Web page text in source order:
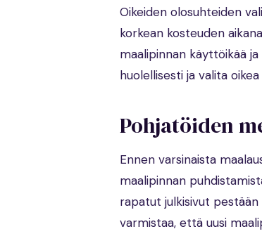
Oikeiden olosuhteiden
korkean kosteuden
maalipinnan käyttöikää
huolellisesti ja valita
Pohjatöiden
Ennen varsinaista
maalipinnan
rapatut julkisivut
varmistaa, että uusi